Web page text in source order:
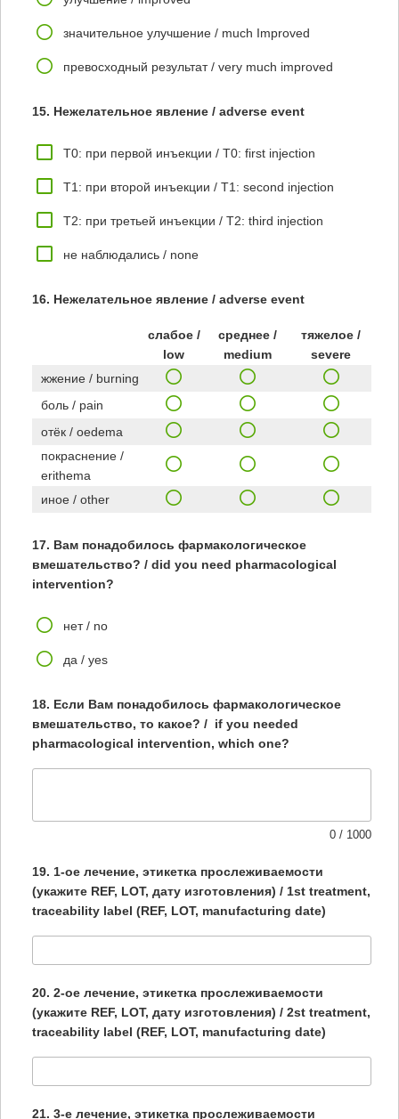
значительное улучшение / much Improved
превосходный результат / very much improved
15. Нежелательное явление / adverse event
T0: при первой инъекции / T0: first injection
T1: при второй инъекции / T1: second injection
T2: при третьей инъекции / T2: third injection
не наблюдались / none
16. Нежелательное явление / adverse event
слабое /
low
среднее /
medium
тяжелое /
severe
жжение / burning
боль / pain
отёк / oedema
покраснение /
erithema
иное / other
17. Вам понадобилось фармакологическое
вмешательство? / did you need pharmacological
intervention?
нет / no
да / yes
18. Если Вам понадобилось фармакологическое
вмешательство, то какое? / if you needed
pharmacological intervention, which one?
0 / 1000
19. 1-ое лечение, этикетка прослеживаемости
(укажите REF, LOT, дату изготовления) / 1st treatment,
traceability label (REF, LOT, manufacturing date)
20. 2-ое лечение, этикетка прослеживаемости
(укажите REF, LOT, дату изготовления) / 2st treatment,
traceability label (REF, LOT, manufacturing date)
21. 3-е лечение, этикетка прослеживаемости